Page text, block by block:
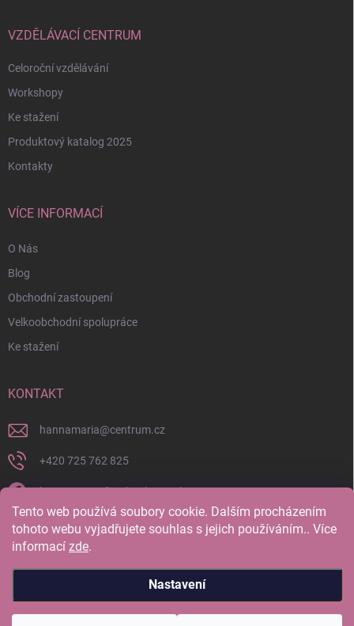
Tento web používá soubory cookie. Dalším procházením
tohoto webu vyjadřujete souhlas s jejich používáním.. Více
informací zde.
Nastavení
VZDĚLÁVACÍ CENTRUM
Celoroční vzdělávání
Workshopy
Ke stažení
Produktový katalog 2025
Kontakty
VÍCE INFORMACÍ
O Nás
Blog
Obchodní zastoupení
Velkoobchodní spolupráce
Ke stažení
KONTAKT
hannamaria@centrum.cz
+420 725 762 825
https://www.facebook.com/hannamaria.cz
hannamariatherapy/
https://www.youtube.com/@HannaMariaTherapy